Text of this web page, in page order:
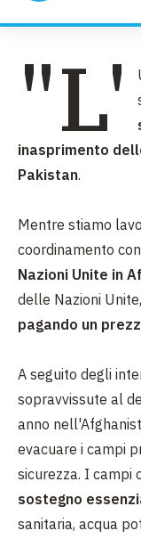
"L'
inasprimento
Pakistan.
Mentre stiamo
coordinamento
Nazioni Unite in
delle Nazioni
pagando un
A seguito degli
sopravvissute al
anno
evacuare i campi
sicurezza. I
sostegno
sanitaria, acqua